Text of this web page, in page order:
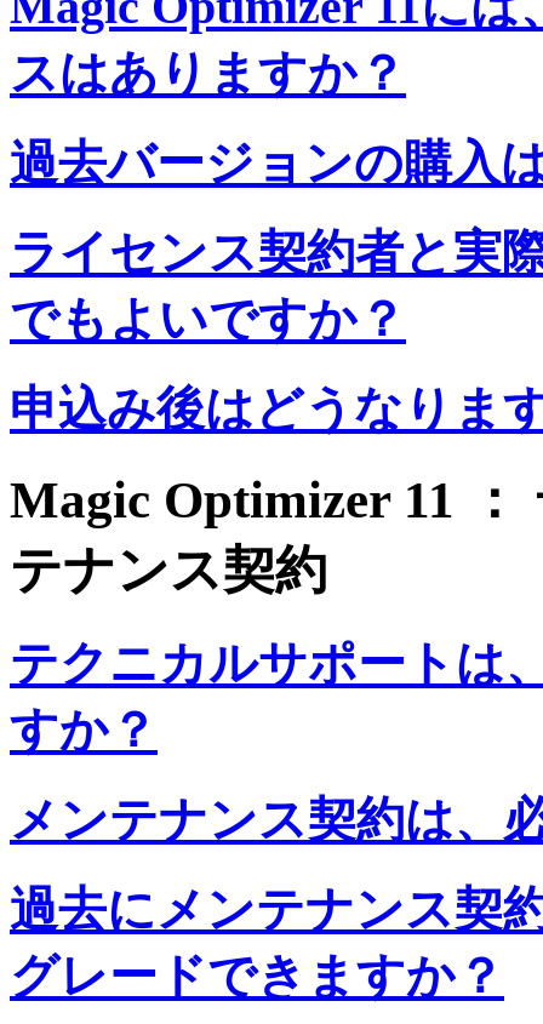
スはありますか？
過去バージョンの購入
ライセンス契約者と実
でもよいですか？
申込み後はどうなりま
Magic Optimizer 11
テナンス契約
テクニカルサポートは
すか？
メンテナンス契約は、
過去にメンテナンス契
グレードできますか？